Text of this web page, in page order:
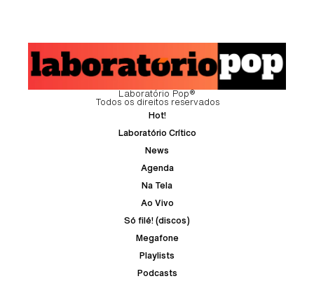
Laboratório Pop®
Todos os direitos reservados
Hot!
Laboratório Crítico
News
Agenda
Na Tela
Ao Vivo
Só filé! (discos)
Megafone
Playlists
Podcasts